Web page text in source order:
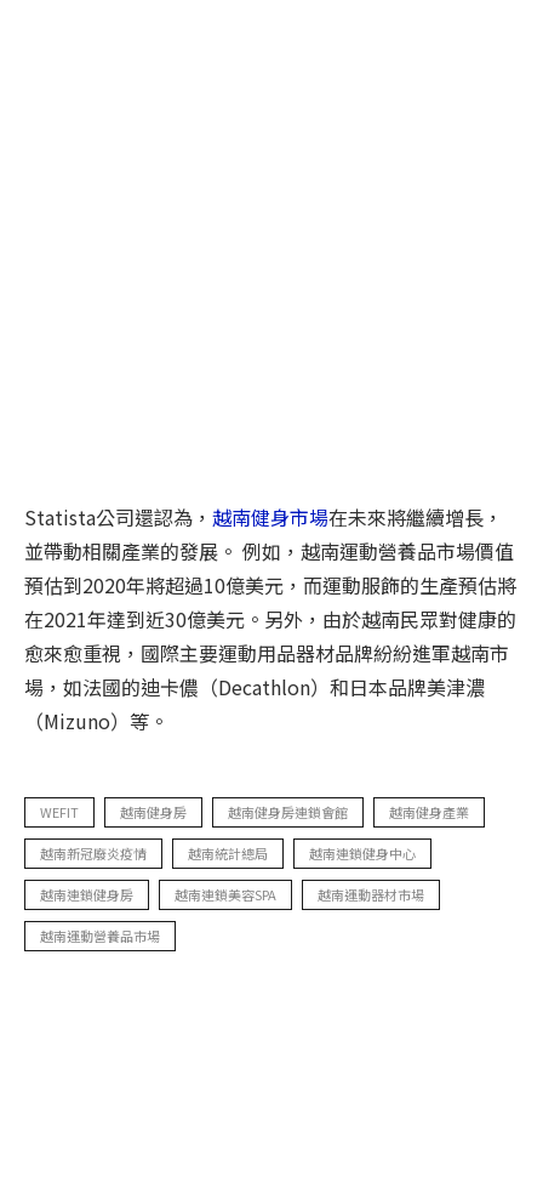
Statista公司還認為， 越南健身市場在未來將繼續增長，
並帶動相關產業的發展。 例如，越南運動營養品市場價值
預估到2020年將超過10億美元，而運動服飾的生產預估將
在2021年達到近30億美元。另外，由於越南民眾對健康的
愈來愈重視，國際主要運動用品器材品牌紛紛進軍越南市
場，如法國的迪卡儂（Decathlon）和日本品牌美津濃
（Mizuno）等。
WEFIT 越南健身房 越南健身房連鎖會館 越南健身產業
越南新冠廢炎疫情 越南統計總局 越南連鎖健身中心
越南連鎖健身房 越南連鎖美容SPA 越南運動器材市場
越南運動營養品市場